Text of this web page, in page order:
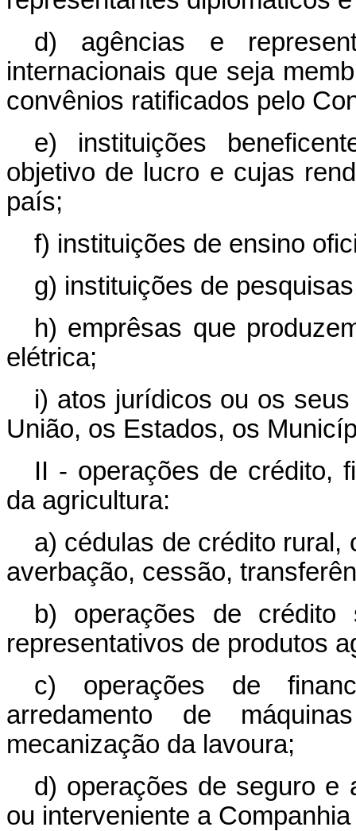
d) agências e
internacionais que seja
convênios ratificados pelo
e) instituições
objetivo de lucro e cujas
país;
f) instituições de ensino
g) instituições de
h) emprêsas que
elétrica;
i) atos jurídicos ou os
União, os Estados, os
II - operações de crédito,
da agricultura:
a) cédulas de crédito rural,
averbação, cessão,
b) operações de crédito
representativos de produtos
c) operações de
arredamento de
mecanização da lavoura;
d) operações de seguro e
ou interveniente a